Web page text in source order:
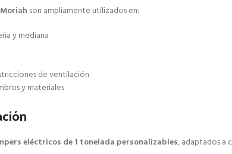
son ampliamente utilizados en:
y mediana
de ventilación
y materiales
eléctricos de 1 tonelada personalizables, adaptados a